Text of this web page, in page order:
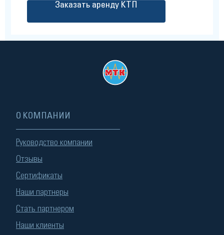
Заказать аренду КТП
О КОМПАНИИ
Руководство компании
Отзывы
Сертификаты
Наши партнеры
Стать партнером
Наши клиенты